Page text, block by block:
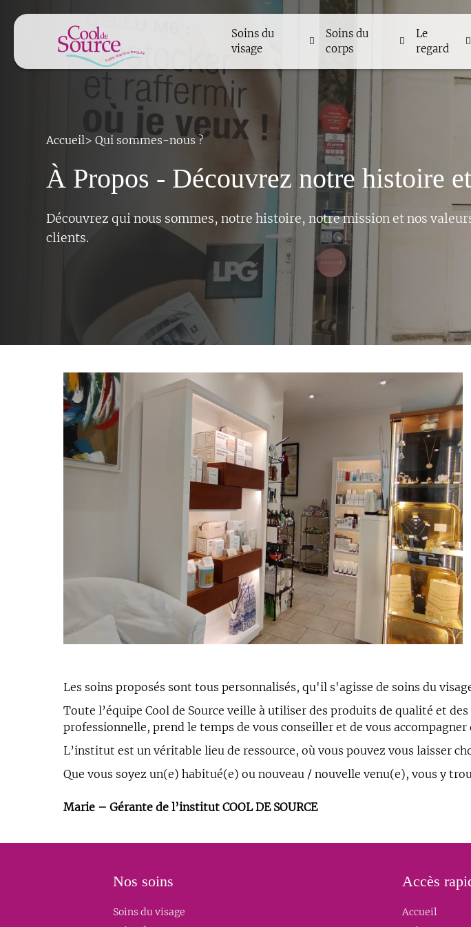
Soins du
visage
Soins du
corps
Le
regard
Accueil>Qui sommes-nous ?
À Propos - Découvrez notre histoire
Découvrez qui nous sommes, notre histoire, notre mission et nos
clients.
Les soins proposés sont tous personnalisés, qu'il s'agisse de soins du
Toute l’équipe Cool de Source veille à utiliser des produits de qualité et
professionnelle, prend le temps de vous conseiller et de vous
L’institut est un véritable lieu de ressource, où vous pouvez vous laisser
Que vous soyez un(e) habitué(e) ou nouveau / nouvelle venu(e), vous y
Marie – Gérante de l’institut COOL DE SOURCE
Nos soins
Soins du visage
Accès
Accueil